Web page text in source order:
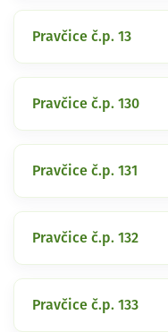
Pravčice č.p. 13
Pravčice č.p. 130
Pravčice č.p. 131
Pravčice č.p. 132
Pravčice č.p. 133